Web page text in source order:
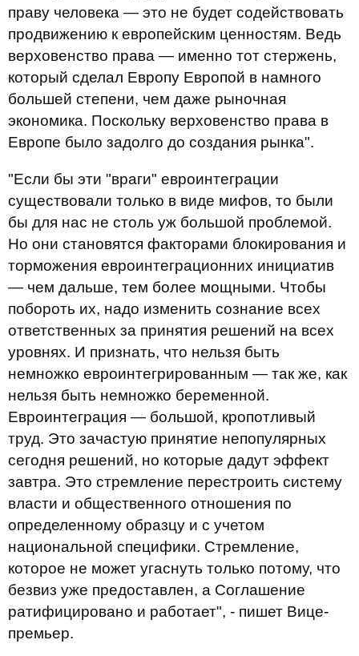
праву человека — это не будет содействовать
продвижению к европейским ценностям. Ведь
верховенство права — именно тот стержень,
который сделал Европу Европой в намного
большей степени, чем даже рыночная
экономика. Поскольку верховенство права в
Европе было задолго до создания рынка".
"Если бы эти "враги" евроинтеграции
существовали только в виде мифов, то были
бы для нас не столь уж большой проблемой.
Но они становятся факторами блокирования и
торможения евроинтеграционних инициатив
— чем дальше, тем более мощными. Чтобы
побороть их, надо изменить сознание всех
ответственных за принятия решений на всех
уровнях. И признать, что нельзя быть
немножко евроинтегрированным — так же, как
нельзя быть немножко беременной.
Евроинтеграция — большой, кропотливый
труд. Это зачастую принятие непопулярных
сегодня решений, но которые дадут эффект
завтра. Это стремление перестроить систему
власти и общественного отношения по
определенному образцу и с учетом
национальной специфики. Стремление,
которое не может угаснуть только потому, что
безвиз уже предоставлен, а Соглашение
ратифицировано и работает", - пишет Вице-
премьер.